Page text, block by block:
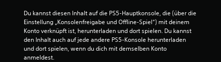
Du kannst diesen Inhalt auf die PS5-Hauptkonsole, die (über die
Einstellung „Konsolenfreigabe und Offline-Spiel“) mit deinem
Konto verknüpft ist, herunterladen und dort spielen. Du kannst
den Inhalt auch auf jede andere PS5-Konsole herunterladen
und dort spielen, wenn du dich mit demselben Konto
anmeldest.